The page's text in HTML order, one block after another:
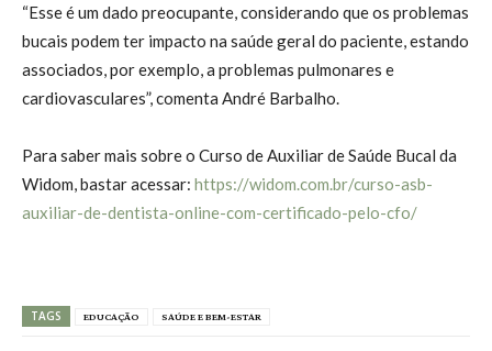
“Esse é um dado preocupante, considerando que os problemas
bucais podem ter impacto na saúde geral do paciente, estando
associados, por exemplo, a problemas pulmonares e
cardiovasculares”, comenta André Barbalho.
Para saber mais sobre o Curso de Auxiliar de Saúde Bucal da
Widom, bastar acessar: https://widom.com.br/curso-asb-
auxiliar-de-dentista-online-com-certificado-pelo-cfo/
TAGS EDUCAÇÃO SAÚDE E BEM-ESTAR